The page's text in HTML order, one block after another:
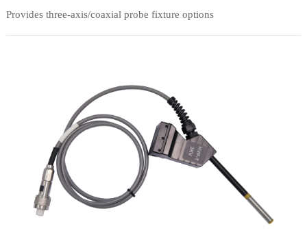
Provides three-axis/coaxial probe fixture options